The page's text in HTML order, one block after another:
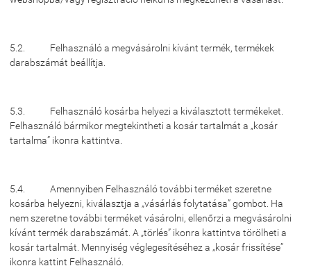
5.2. Felhasználó a megvásárolni kívánt termék, termékek
darabszámát beállítja.
5.3. Felhasználó kosárba helyezi a kiválasztott termékeket.
Felhasználó bármikor megtekintheti a kosár tartalmát a „kosár
tartalma” ikonra kattintva.
5.4. Amennyiben Felhasználó további terméket szeretne
kosárba helyezni, kiválasztja a „vásárlás folytatása” gombot. Ha
nem szeretne további terméket vásárolni, ellenőrzi a megvásárolni
kívánt termék darabszámát. A „törlés” ikonra kattintva törölheti a
kosár tartalmát. Mennyiség véglegesítéséhez a „kosár frissítése”
ikonra kattint Felhasználó.